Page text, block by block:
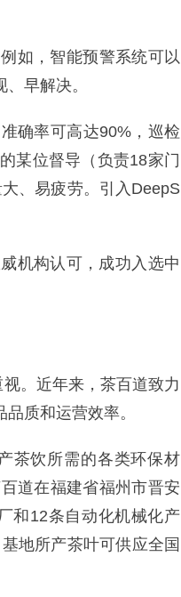
如，智能预警系统可以
早解决。
确率可高达90%，巡检
某位督导（负责18家门
、易疲劳。引入DeepS
机构认可，成功入选中
。近年来，茶百道致力
质和运营效率。
茶饮所需的各类环保材
道在福建省福州市晋安
和12条自动化机械化产
地所产茶叶可供应全国